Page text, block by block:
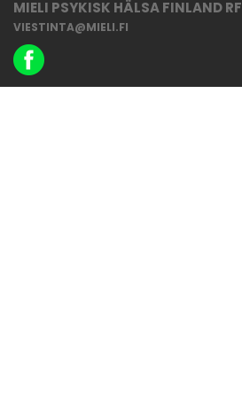
MIELI PSYKISK HÄLSA FINLAND RF
VIESTINTA@MIELI.FI